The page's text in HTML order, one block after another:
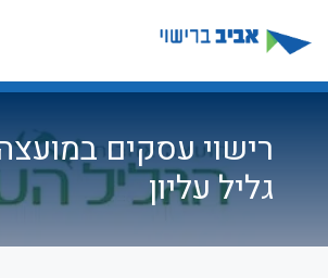
לתוכן
רישוי עסקים
גליל עליון